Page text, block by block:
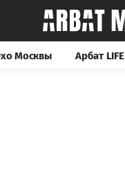
Москвы Арбат LIFE